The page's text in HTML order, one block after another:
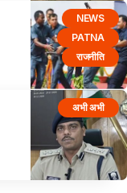
NEWS
PATNA
राजनीति
अभी अभी